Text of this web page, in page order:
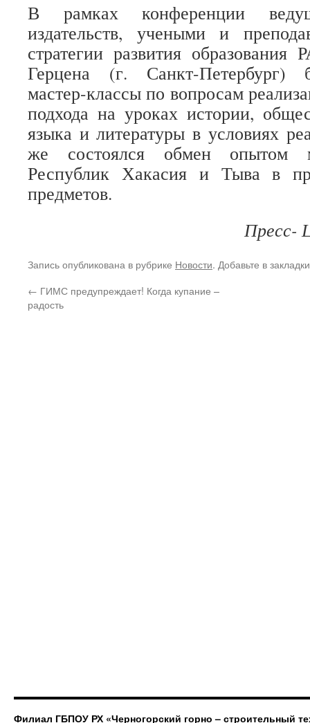
В рамках конференции
издательств, учеными и
стратегии развития
Герцена (г. Санкт-Петербург)
мастер-классы по вопросам
подхода на уроках истории,
языка и литературы в условиях
же состоялся обмен опытом
Республик Хакасия и Тыва в
предметов.
Пресс-
Запись опубликована в рубрике Новости. Добавьте в
← ГИМС предупреждает! Когда купание –
радость
Филиал ГБПОУ РХ «Черногорский горно – строительный